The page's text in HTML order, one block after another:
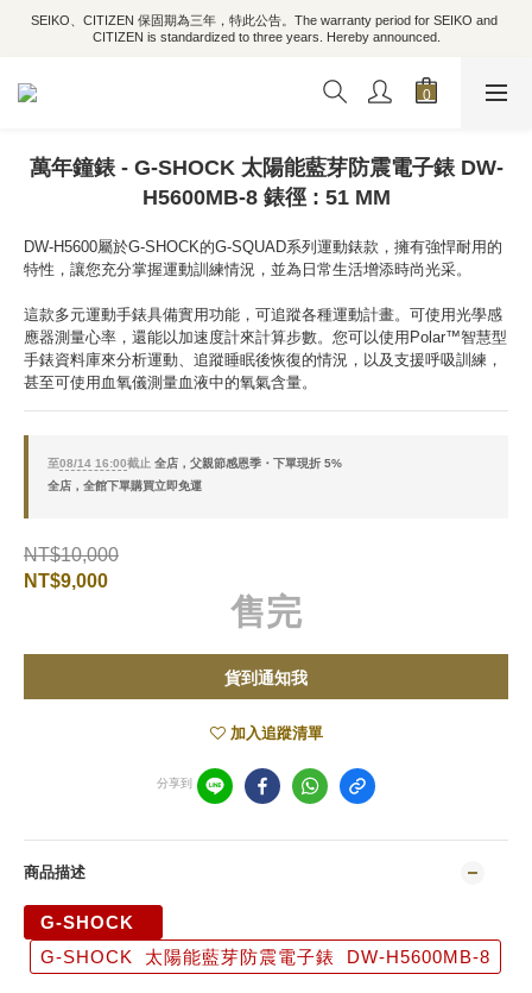
SEIKO、CITIZEN 保固期為三年，特此公告。The warranty period for SEIKO and
CITIZEN is standardized to three years. Hereby announced.
萬年鐘錶 - G-SHOCK 太陽能藍芽防震電子錶 DW-
H5600MB-8 錶徑 : 51 MM
DW-H5600屬於G-SHOCK的G-SQUAD系列運動錶款，擁有強悍耐用的
特性，讓您充分掌握運動訓練情況，並為日常生活增添時尚光采。
這款多元運動手錶具備實用功能，可追蹤各種運動計畫。可使用光學感
應器測量心率，還能以加速度計來計算步數。您可以使用Polar™智慧型
手錶資料庫來分析運動、追蹤睡眠後恢復的情況，以及支援呼吸訓練，
甚至可使用血氧儀測量血液中的氧氣含量。
至08/14 16:00截止 全店，父親節感恩季・下單現折 5%
全店，全館下單購買立即免運
NT$10,000
NT$9,000
售完
貨到通知我
加入追蹤清單
分享到
商品描述
G-SHOCK
G-SHOCK 太陽能藍芽防震電子錶 DW-H5600MB-8